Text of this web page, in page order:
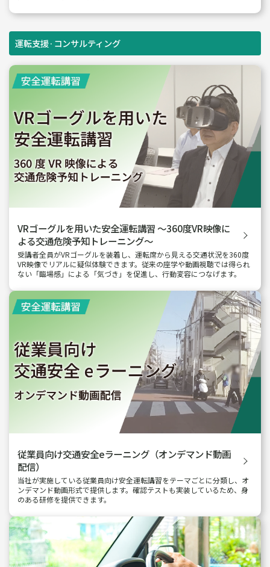
運転支援·コンサルティング
VRゴーグルを用いた安全運転講習～360度VR映像に
よる交通危険予知トレーニング～
受講者全員がVRゴーグルを装着し、運転席から見える交通状況を360度
VR映像でリアルに疑似体験できます。従来の座学や動画視聴では得られ
ない「臨場感」による「気づき」を促進し、行動変容につなげます。
従業員向け交通安全eラーニング （オンデマンド動画
配信）
当社が実施している従業員向け安全運転講習をテーマごとに分類し、オ
ンデマンド動画形式で提供します。確認テストも実装しているため、身
のある研修を提供できます。